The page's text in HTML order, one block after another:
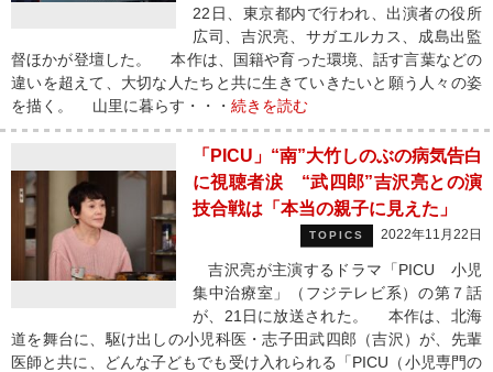
22日、東京都内で行われ、出演者の役所
広司、吉沢亮、サガエルカス、成島出監
督ほかが登壇した。 本作は、国籍や育った環境、話す言葉などの
違いを超えて、大切な人たちと共に生きていきたいと願う人々の姿
を描く。 山里に暮らす・・・ 続きを読む
「PICU」“南”大竹しのぶの病気告白
に視聴者涙 “武四郎”吉沢亮との演
技合戦は「本当の親子に見えた」
TOPICS 2022年11月22日
吉沢亮が主演するドラマ「PICU 小児
集中治療室」（フジテレビ系）の第７話
が、21日に放送された。 本作は、北海
道を舞台に、駆け出しの小児科医・志子田武四郎（吉沢）が、先輩
医師と共に、どんな子どもでも受け入れられる「PICU（小児専門の